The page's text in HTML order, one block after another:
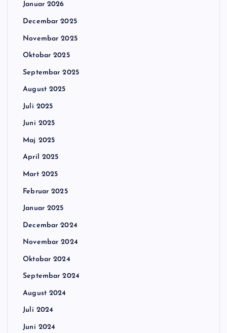
Januar 2026
Decembar 2025
Novembar 2025
Oktobar 2025
Septembar 2025
August 2025
Juli 2025
Juni 2025
Maj 2025
April 2025
Mart 2025
Februar 2025
Januar 2025
Decembar 2024
Novembar 2024
Oktobar 2024
Septembar 2024
August 2024
Juli 2024
Juni 2024